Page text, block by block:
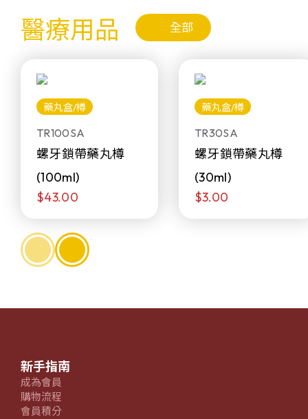
醫療用品 全部
藥丸盒/樽
TR100SA
螺牙鎖帶藥丸樽
(100ml)
$43.00
藥丸盒/樽
TR30SA
螺牙鎖帶藥丸樽
(30ml)
$3.00
新手指南
成為會員
購物流程
會員積分